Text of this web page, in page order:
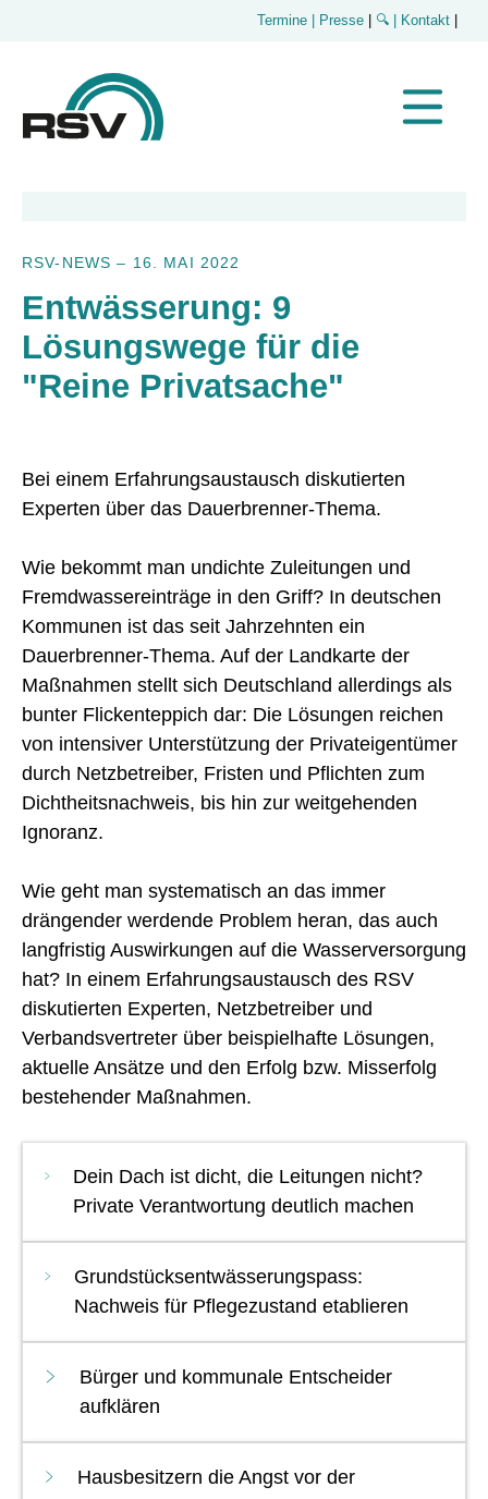
Termine | Presse 🔍 | Kontakt
RSV-NEWS – 16. MAI 2022
Entwässerung: 9
Lösungswege für die
"Reine Privatsache"
Bei einem Erfahrungsaustausch diskutierten
Experten über das Dauerbrenner-Thema.
Wie bekommt man undichte Zuleitungen und
Fremdwassereinträge in den Griff? In deutschen
Kommunen ist das seit Jahrzehnten ein
Dauerbrenner-Thema. Auf der Landkarte der
Maßnahmen stellt sich Deutschland allerdings als
bunter Flickenteppich dar: Die Lösungen reichen
von intensiver Unterstützung der Privateigentümer
durch Netzbetreiber, Fristen und Pflichten zum
Dichtheitsnachweis, bis hin zur weitgehenden
Ignoranz.
Wie geht man systematisch an das immer
drängender werdende Problem heran, das auch
langfristig Auswirkungen auf die Wasserversorgung
hat? In einem Erfahrungsaustausch des RSV
diskutierten Experten, Netzbetreiber und
Verbandsvertreter über beispielhafte Lösungen,
aktuelle Ansätze und den Erfolg bzw. Misserfolg
bestehender Maßnahmen.
Dein Dach ist dicht, die Leitungen nicht?
Private Verantwortung deutlich machen
Grundstücksentwässerungspass:
Nachweis für Pflegezustand etablieren
Bürger und kommunale Entscheider
aufklären
Hausbesitzern die Angst vor der